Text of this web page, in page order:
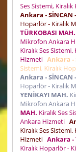
Ses Sistemi,
Ankara - SİNCAN
Hoparlör - Kiralık
TÜRKOBASI MAH.
Mikrofon Ankara
Kiralık Ses
Hizmeti Ankara -
Sistemi, Kiralık
Ankara - SİNCAN
Hoparlör - Kiralık
YENİKAYI MAH.
Mikrofon Ankara
MAH. Kiralık Ses
Ankara Hizmeti
Kiralık Ses
Hizmeti Ankara -
Kiralık Hoparlör -